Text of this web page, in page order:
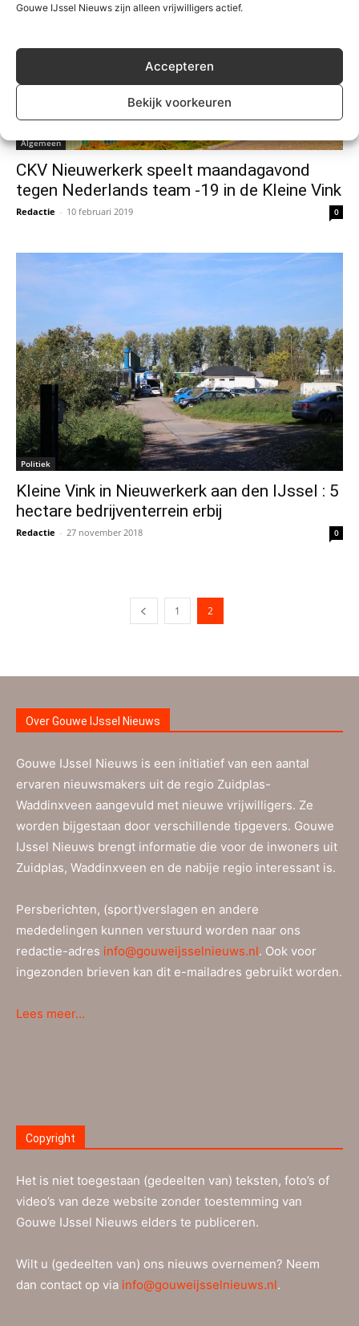
Gouwe IJssel Nieuws zijn alleen vrijwilligers actief.
Accepteren
Bekijk voorkeuren
Algemeen
CKV Nieuwerkerk speelt maandagavond
tegen Nederlands team -19 in de Kleine Vink
Redactie - 10 februari 2019 0
Politiek
Kleine Vink in Nieuwerkerk aan den IJssel : 5
hectare bedrijventerrein erbij
Redactie - 27 november 2018 0
1 2
Over Gouwe IJssel Nieuws
Gouwe IJssel Nieuws is een initiatief van een aantal
ervaren nieuwsmakers uit de regio Zuidplas-
Waddinxveen aangevuld met nieuwe vrijwilligers. Ze
worden bijgestaan door verschillende tipgevers. Gouwe
IJssel Nieuws brengt informatie die voor de inwoners uit
Zuidplas, Waddinxveen en de nabije regio interessant is.
Persberichten, (sport)verslagen en andere
mededelingen kunnen verstuurd worden naar ons
redactie-adres info@gouweijsselnieuws.nl. Ook voor
ingezonden brieven kan dit e-mailadres gebruikt worden.
Lees meer…
Copyright
Het is niet toegestaan (gedeelten van) teksten, foto’s of
video’s van deze website zonder toestemming van
Gouwe IJssel Nieuws elders te publiceren.
Wilt u (gedeelten van) ons nieuws overnemen? Neem
dan contact op via info@gouweijsselnieuws.nl.